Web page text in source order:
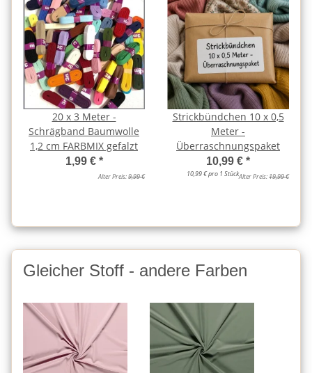
20 x 3 Meter -
Schrägband Baumwolle
1,2 cm FARBMIX gefalzt
1,99 € *
Alter Preis:9,99 €
Strickbündchen 10 x 0,5
Meter -
Überraschnungspaket
10,99 € *
10,99 € pro 1 StückAlter Preis:19,99 €
Gleicher Stoff - andere Farben